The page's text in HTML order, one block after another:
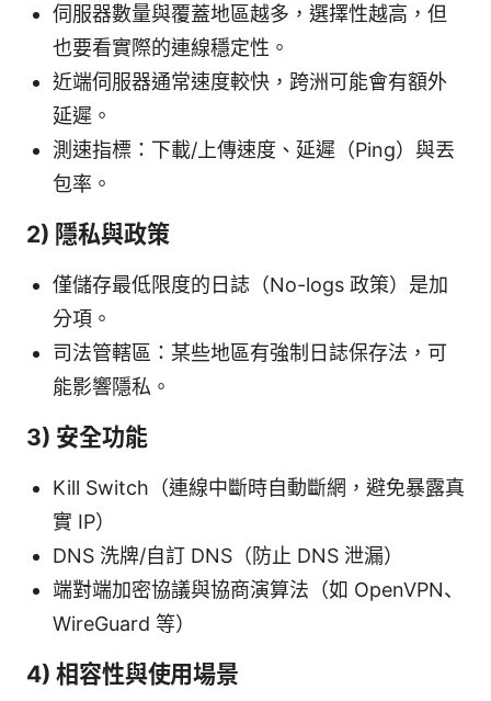
伺服器數量與覆蓋地區越多，選擇性越高，但
也要看實際的連線穩定性。
近端伺服器通常速度較快，跨洲可能會有額外
延遲。
測速指標：下載/上傳速度、延遲（Ping）與丟
包率。
2) 隱私與政策
僅儲存最低限度的日誌（No-logs 政策）是加
分項。
司法管轄區：某些地區有強制日誌保存法，可
能影響隱私。
3) 安全功能
Kill Switch（連線中斷時自動斷網，避免暴露真
實 IP）
DNS 洗牌/自訂 DNS（防止 DNS 泄漏）
端對端加密協議與協商演算法（如 OpenVPN、
WireGuard 等）
4) 相容性與使用場景